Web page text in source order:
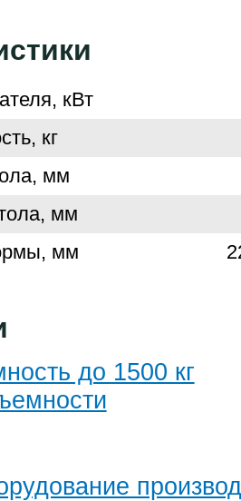
кВт
кг
мм
мм
мм
до 1500 кг